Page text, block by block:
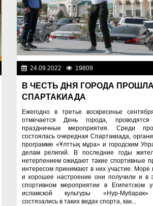
24.09.2022 19809
В ЧЕСТЬ ДНЯ ГОРОДА ПРОШЛА
СПАРТАКИАДА
Ежегодно в третье воскресенье
отмечается День города, проводятся
праздничные мероприятия. Среди
состоялась очередная Спартакиада,
программе «Ұлттық мұра» и городским
делам религий. В последние годы
нетерпением ожидают такие спортивные
интересом принимают в них участие. Море
и хорошее настроение они получили и в
спортивном мероприятии в Египетском
исламской культуры «Нур-Мубарак»
состязались в таких видах спорта, как...